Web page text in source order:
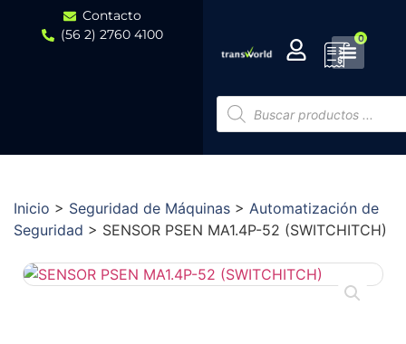
Contacto
(56 2) 2760 4100
0
Inicio > Seguridad de Máquinas > Automatización de
Seguridad > SENSOR PSEN MA1.4P-52 (SWITCHITCH)